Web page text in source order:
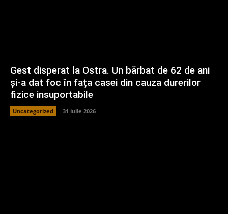
Gest disperat la Ostra. Un bărbat de 62 de ani
și-a dat foc în fața casei din cauza durerilor
fizice insuportabile
Uncategorized 31 iulie 2026